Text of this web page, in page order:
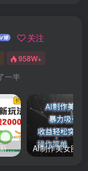
位置
关注
958W+
一半
多多视频撸收益最新玩法，高收益技术，单日变现2000+，附赠全套技术资料